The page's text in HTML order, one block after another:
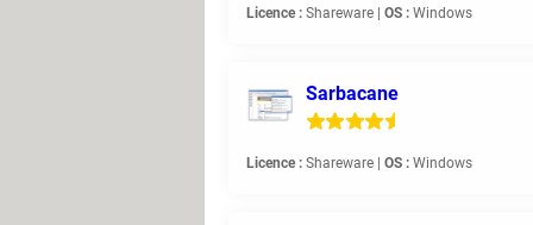
Licence : Shareware | OS : Windows
Sarbacane
Licence : Shareware | OS : Windows